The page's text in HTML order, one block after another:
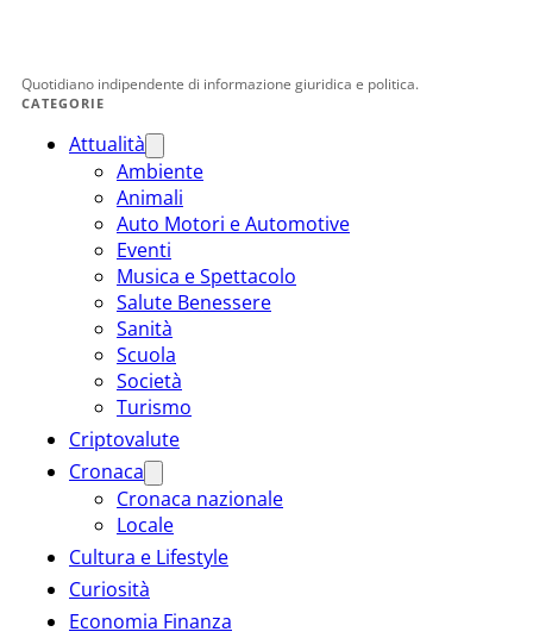
Quotidiano indipendente di informazione giuridica e politica.
CATEGORIE
Attualità
Ambiente
Animali
Auto Motori e Automotive
Eventi
Musica e Spettacolo
Salute Benessere
Sanità
Scuola
Società
Turismo
Criptovalute
Cronaca
Cronaca nazionale
Locale
Cultura e Lifestyle
Curiosità
Economia Finanza